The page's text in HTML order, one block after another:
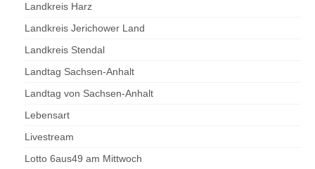
Landkreis Harz
Landkreis Jerichower Land
Landkreis Stendal
Landtag Sachsen-Anhalt
Landtag von Sachsen-Anhalt
Lebensart
Livestream
Lotto 6aus49 am Mittwoch